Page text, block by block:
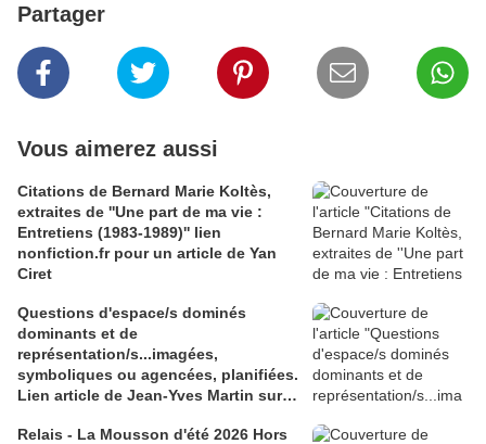
Partager
Vous aimerez aussi
Citations de Bernard Marie Koltès,
extraites de ''Une part de ma vie :
Entretiens (1983-1989)'' lien
nonfiction.fr pour un article de Yan
Ciret
Questions d'espace/s dominés
dominants et de
représentation/s...imagées,
symboliques ou agencées, planifiées.
Lien article de Jean-Yves Martin sur
Relais - La Mousson d'été 2026 Hors